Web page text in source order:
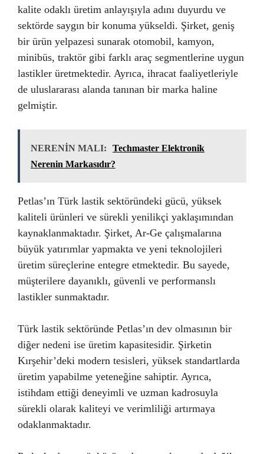
kalite odaklı üretim anlayışıyla adını duyurdu ve
sektörde saygın bir konuma yükseldi. Şirket, geniş
bir ürün yelpazesi sunarak otomobil, kamyon,
minibüs, traktör gibi farklı araç segmentlerine uygun
lastikler üretmektedir. Ayrıca, ihracat faaliyetleriyle
de uluslararası alanda tanınan bir marka haline
gelmiştir.
NERENİN MALI:
Techmaster Elektronik
Nerenin Markasıdır?
Petlas’ın Türk lastik sektöründeki gücü, yüksek
kaliteli ürünleri ve sürekli yenilikçi yaklaşımından
kaynaklanmaktadır. Şirket, Ar-Ge çalışmalarına
büyük yatırımlar yapmakta ve yeni teknolojileri
üretim süreçlerine entegre etmektedir. Bu sayede,
müşterilere dayanıklı, güvenli ve performanslı
lastikler sunmaktadır.
Türk lastik sektöründe Petlas’ın dev olmasının bir
diğer nedeni ise üretim kapasitesidir. Şirketin
Kırşehir’deki modern tesisleri, yüksek standartlarda
üretim yapabilme yeteneğine sahiptir. Ayrıca,
istihdam ettiği deneyimli ve uzman kadrosuyla
sürekli olarak kaliteyi ve verimliliği artırmaya
odaklanmaktadır.